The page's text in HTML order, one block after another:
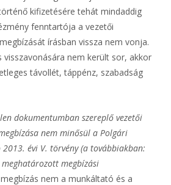
kifizetésére tehát mindaddig
fenntartója a vezetői
írásban vissza nem vonja.
visszavonására nem került sor, akkor
távollét, táppénz, szabadság
dokumentumban szereplő vezetői
nem minősül a Polgári
2013. évi V. törvény (a továbbiakban:
meghatározott megbízási
nem a munkáltató és a